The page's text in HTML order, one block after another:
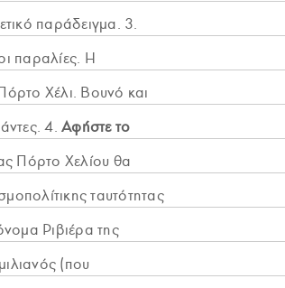
παράδειγμα. 3.
παραλίες. Η
Χέλι. Βουνό και
4. Αφήστε το
Πόρτο Χελίου θα
ταυτότητας
Ριβιέρα της
(που